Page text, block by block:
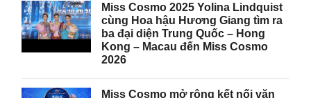
Miss Cosmo 2025 Yolina Lindquist
cùng Hoa hậu Hương Giang tìm ra
ba đại diện Trung Quốc – Hong
Kong – Macau đến Miss Cosmo
2026
Miss Cosmo mở rộng kết nối văn